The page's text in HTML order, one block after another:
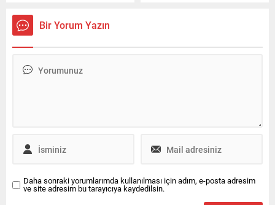
Bir Yorum Yazın
Daha sonraki yorumlarımda kullanılması için adım, e-posta adresim
ve site adresim bu tarayıcıya kaydedilsin.